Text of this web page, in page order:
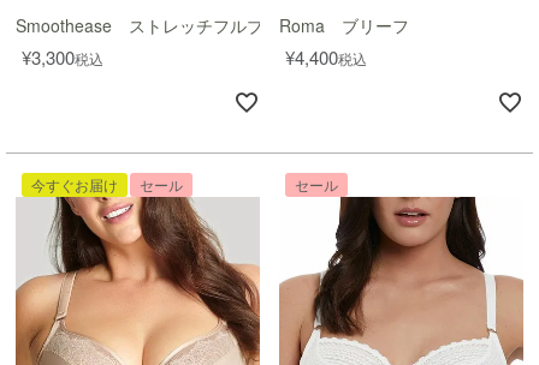
Smoothease ストレッチフルブリーフ
¥3,300税込
Roma ブリーフ
¥4,400税込
今すぐお届け セール セール